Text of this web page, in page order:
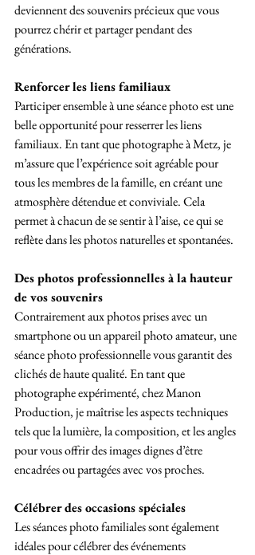
deviennent des souvenirs précieux que vous
pourrez chérir et partager pendant des
générations.
Renforcer les liens familiaux
Participer ensemble à une séance photo est une
belle opportunité pour resserrer les liens
familiaux. En tant que photographe à Metz, je
m’assure que l’expérience soit agréable pour
tous les membres de la famille, en créant une
atmosphère détendue et conviviale. Cela
permet à chacun de se sentir à l’aise, ce qui se
reflète dans les photos naturelles et spontanées.
Des photos professionnelles à la hauteur
de vos souvenirs
Contrairement aux photos prises avec un
smartphone ou un appareil photo amateur, une
séance photo professionnelle vous garantit des
clichés de haute qualité. En tant que
photographe expérimenté, chez Manon
Production, je maîtrise les aspects techniques
tels que la lumière, la composition, et les angles
pour vous offrir des images dignes d’être
encadrées ou partagées avec vos proches.
Célébrer des occasions spéciales
Les séances photo familiales sont également
idéales pour célébrer des événements